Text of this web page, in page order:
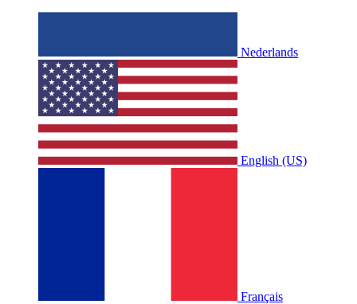
Nederlands
English (US)
Français